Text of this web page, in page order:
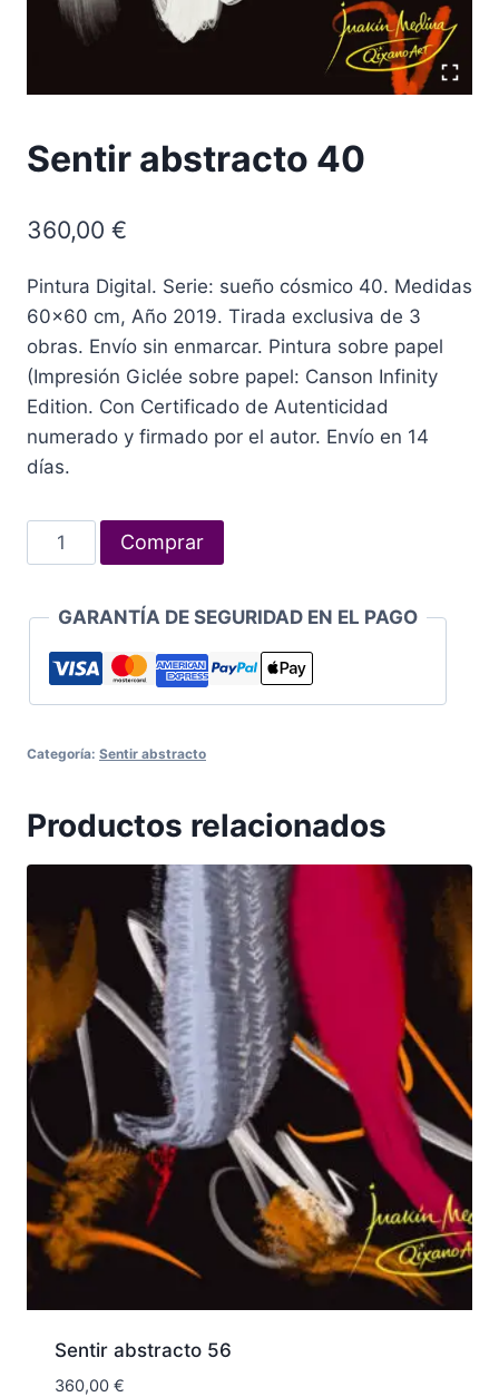
Sentir abstracto 40
360,00 €
Pintura Digital. Serie: sueño cósmico 40. Medidas
60×60 cm, Año 2019. Tirada exclusiva de 3
obras. Envío sin enmarcar. Pintura sobre papel
(Impresión Giclée sobre papel: Canson Infinity
Edition. Con Certificado de Autenticidad
numerado y firmado por el autor. Envío en 14
días.
Sentir
abstracto
cantidad
Comprar
GARANTÍA DE SEGURIDAD EN EL PAGO
Categoría: Sentir abstracto
Productos relacionados
Sentir abstracto 56
360,00 €